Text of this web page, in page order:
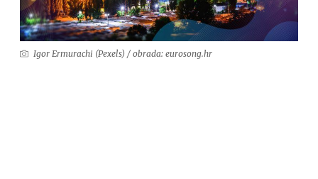
Igor Ermurachi (Pexels) / obrada: eurosong.hr